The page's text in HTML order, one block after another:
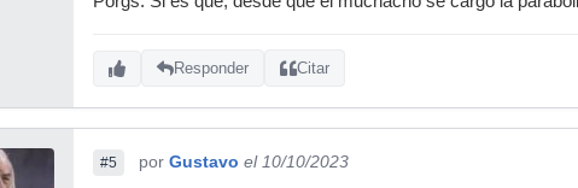
Responder Citar
#5 por Gustavo el 10/10/2023